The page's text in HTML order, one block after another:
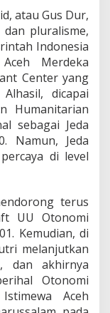
atau Gus Dur,
pluralisme,
Indonesia
Merdeka
Center yang
dicapai
Humanitarian
sebagai Jeda
Namun, Jeda
di level
terus
UU Otonomi
Kemudian, di
melanjutkan
dan akhirnya
Otonomi
Aceh